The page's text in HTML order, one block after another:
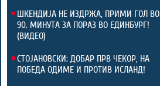
ШКЕНДИЈА НЕ ИЗДРЖА, ПРИМИ ГОЛ ВО
90. МИНУТА ЗА ПОРАЗ ВО ЕДИНБУРГ!
(ВИДЕО)
СТОЈАНОВСКИ: ДОБАР ПРВ ЧЕКОР, НА
ПОБЕДА ОДИМЕ И ПРОТИВ ИСЛАНД!